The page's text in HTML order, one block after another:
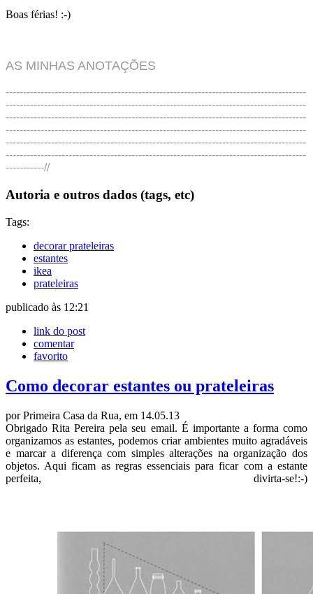
Boas férias! :-)
AS MINHAS ANOTAÇÕES
--------------------------------------------------------------------------------------
--------------------------------------------------------------------------------------
--------------------------------------------------------------------------------------
--------------------------------------------------------------------------------------
--------------------------------------------------------------------------------------
--------------------------------------------------------------------------------------
-----------//
Autoria e outros dados (tags, etc)
Tags:
decorar prateleiras
estantes
ikea
prateleiras
publicado às 12:21
link do post
comentar
favorito
Como decorar estantes ou prateleiras
por Primeira Casa da Rua, em 14.05.13
Obrigado Rita Pereira pela seu email. É importante a forma como
organizamos as estantes, podemos criar ambientes muito agradáveis
e marcar a diferença com simples alterações na organização dos
objetos. Aqui ficam as regras essenciais para ficar com a estante
perfeita, divirta-se!:-)